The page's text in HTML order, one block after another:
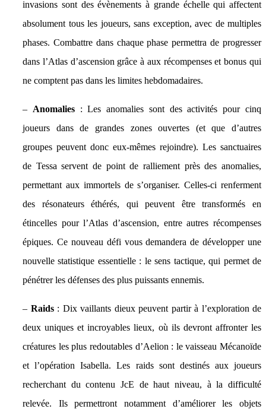
invasions sont des évènements à grande échelle qui affectent
absolument tous les joueurs, sans exception, avec de multiples
phases. Combattre dans chaque phase permettra de progresser
dans l’Atlas d’ascension grâce à aux récompenses et bonus qui
ne comptent pas dans les limites hebdomadaires.
– Anomalies: Les anomalies sont des activités pour cinq
joueurs dans de grandes zones ouvertes (et que d’autres
groupes peuvent donc eux-mêmes rejoindre). Les sanctuaires
de Tessa servent de point de ralliement près des anomalies,
permettant aux immortels de s’organiser. Celles-ci renferment
des résonateurs éthérés, qui peuvent être transformés en
étincelles pour l’Atlas d’ascension, entre autres récompenses
épiques. Ce nouveau défi vous demandera de développer une
nouvelle statistique essentielle : le sens tactique, qui permet de
pénétrer les défenses des plus puissants ennemis.
– Raids: Dix vaillants dieux peuvent partir à l’exploration de
deux uniques et incroyables lieux, où ils devront affronter les
créatures les plus redoutables d’Aelion : le vaisseau Mécanoïde
et l’opération Isabella. Les raids sont destinés aux joueurs
recherchant du contenu JcE de haut niveau, à la difficulté
relevée. Ils permettront notamment d’améliorer les objets